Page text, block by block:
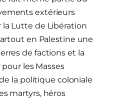
extérieurs
Lutte de Libération
en Palestine une
de factions et la
les Masses
la politique coloniale
martyrs, héros